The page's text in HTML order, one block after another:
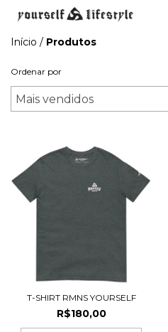
Início / Produtos
Ordenar por
T-SHIRT RMNS YOURSELF
R$180,00